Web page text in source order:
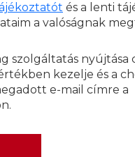
és a lenti
a valóságnak
szolgáltatás nyújtása
kezelje és a
e-mail címre a